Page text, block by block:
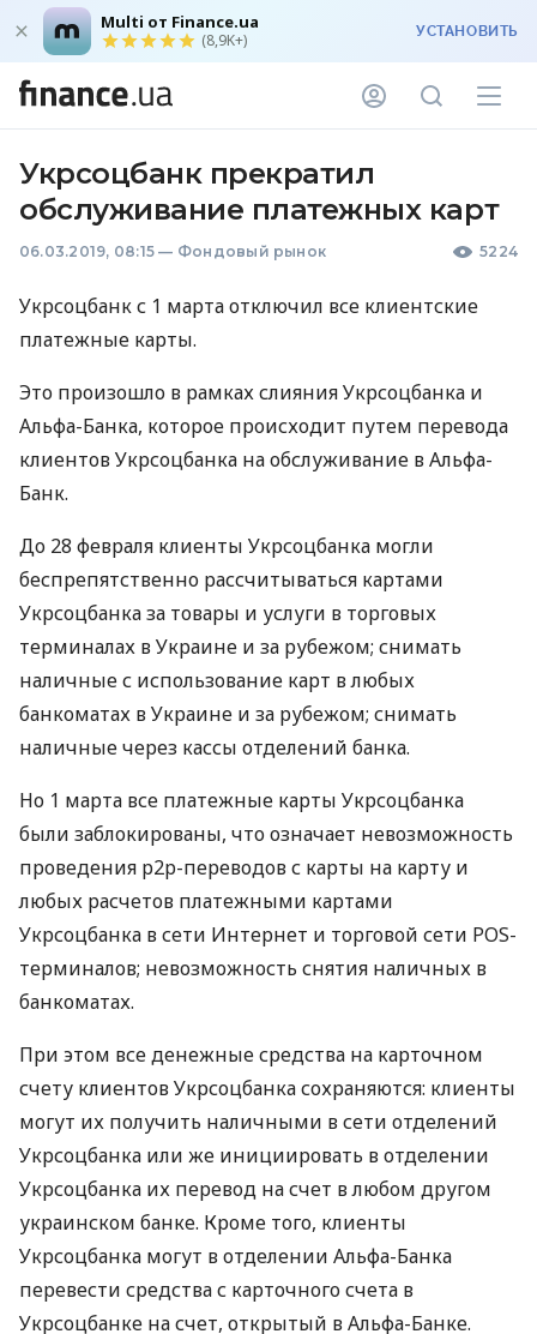
Multi от Finance.ua
(8,9K+) УСТАНОВИТЬ
Укрсоцбанк прекратил
обслуживание платежных карт
06.03.2019, 08:15 — Фондовый рынок 5224
Укрсоцбанк с 1 марта отключил все клиентские
платежные карты.
Это произошло в рамках слияния Укрсоцбанка и
Альфа-Банка, которое происходит путем перевода
клиентов Укрсоцбанка на обслуживание в Альфа-
Банк.
До 28 февраля клиенты Укрсоцбанка могли
беспрепятственно рассчитываться картами
Укрсоцбанка за товары и услуги в торговых
терминалах в Украине и за рубежом; снимать
наличные с использование карт в любых
банкоматах в Украине и за рубежом; снимать
наличные через кассы отделений банка.
Но 1 марта все платежные карты Укрсоцбанка
были заблокированы, что означает невозможность
проведения p2p-переводов с карты на карту и
любых расчетов платежными картами
Укрсоцбанка в сети Интернет и торговой сети POS-
терминалов; невозможность снятия наличных в
банкоматах.
При этом все денежные средства на карточном
счету клиентов Укрсоцбанка сохраняются: клиенты
могут их получить наличными в сети отделений
Укрсоцбанка или же инициировать в отделении
Укрсоцбанка их перевод на счет в любом другом
украинском банке. Кроме того, клиенты
Укрсоцбанка могут в отделении Альфа-Банка
перевести средства с карточного счета в
Укрсоцбанке на счет, открытый в Альфа-Банке.